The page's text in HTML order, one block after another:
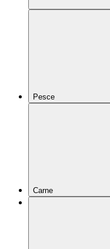
Pesce
Carne